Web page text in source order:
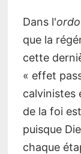
Dans l'
que la
cette
« effet
calvinistes
de la foi
puisque
chaque